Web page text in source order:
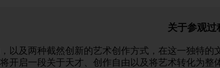
关于参观过
以及两种截然创新的艺术创作方式，在这一独特
开启一段关于天才、创作自由以及将艺术转化为整